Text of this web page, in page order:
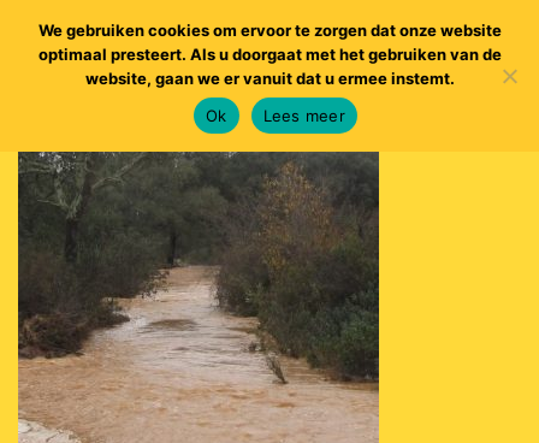
We gebruiken cookies om ervoor te zorgen dat onze website
optimaal presteert. Als u doorgaat met het gebruiken van de
website, gaan we er vanuit dat u ermee instemt.
Ok
Lees meer